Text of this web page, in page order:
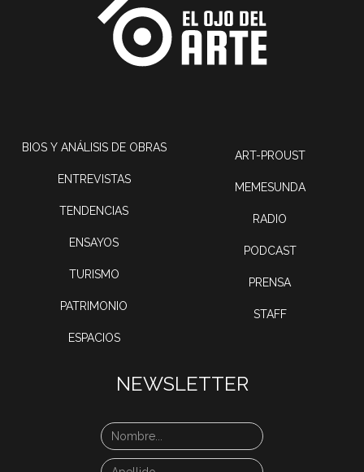
BIOS Y ANÁLISIS DE OBRAS
ENTREVISTAS
TENDENCIAS
ENSAYOS
TURISMO
PATRIMONIO
ESPACIOS
ART-PROUST
MEMESUNDA
RADIO
PODCAST
PRENSA
STAFF
NEWSLETTER